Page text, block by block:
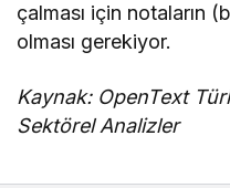
çalması için notaların
olması gerekiyor.
Kaynak: OpenText
Sektörel Analizler